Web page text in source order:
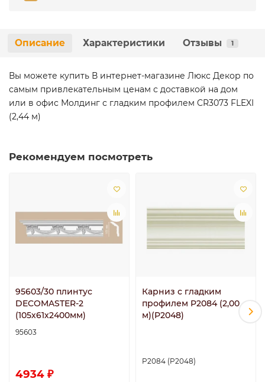
Описание Характеристики Отзывы 1
Вы можете купить В интернет-магазине Люкс Декор по
самым привлекательным ценам с доставкой на дом
или в офис Молдинг с гладким профилем CR3073 FLEXI
(2,44 м)
Рекомендуем посмотреть
95603/30 плинтус
DECOMASTER-2
(105х61х2400мм)
95603
4934 ₽
Карниз с гладким
профилем P2084 (2,00
м)(P2048)
P2084 (P2048)